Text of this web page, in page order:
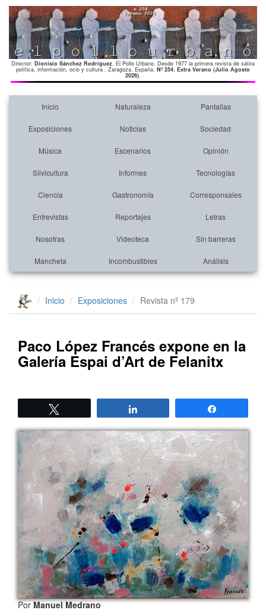
Director: Dionisio Sánchez Rodríguez. El Pollo Urbano. Desde 1977 la primera revista de sátira
política, información, ocio y cultura . Zaragoza. España. Nº 254. Extra Verano (Julio Agosto
2026).
Inicio Naturaleza Pantallas
Exposiciones Noticias Sociedad
Música Escenarios Opinión
Silvicultura Informes Tecnologías
Ciencia Gastronomía Corresponsales
Entrevistas Reportajes Letras
Nosotras Videoteca Sin barreras
Mancheta Incombustibles Análisis
Inicio Exposiciones Revista nº 179
Paco López Francés expone en la
Galería Espai d’Art de Felanitx
PorManuel Medrano